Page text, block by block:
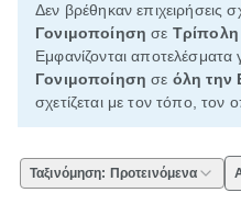
Δεν βρέθηκαν επιχειρήσεις
Γονιμοποίηση σε
Εμφανίζονται αποτελέσματα
Γονιμοποίηση σε όλη την
σχετίζεται με τον τόπο, τον
Ταξινόμηση: Προτεινόμενα